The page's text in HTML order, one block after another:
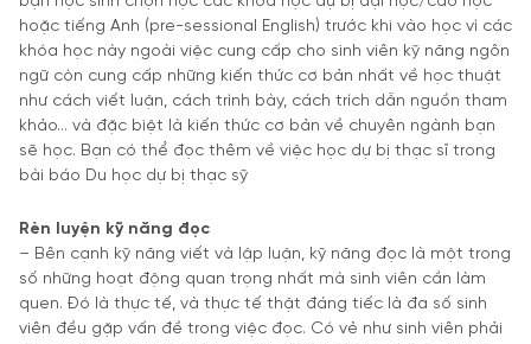
hoặc tiếng Anh (pre-sessional English) trước khi vào học vì các
khóa học này ngoài việc cung cấp cho sinh viên kỹ năng ngôn
ngữ còn cung cấp những kiến thức cơ bản nhất về học thuật
như cách viết luận, cách trình bày, cách trích dẫn nguồn tham
khảo… và đặc biệt là kiến thức cơ bản về chuyên ngành bạn
sẽ học. Bạn có thể đọc thêm về việc học dự bị thạc sĩ trong
bài báo Du học dự bị thạc sỹ
Rèn luyện kỹ năng đọc
– Bên cạnh kỹ năng viết và lập luận, kỹ năng đọc là một trong
số những hoạt động quan trọng nhất mà sinh viên cần làm
quen. Đó là thực tế, và thực tế thật đáng tiếc là đa số sinh
viên đều gặp vấn đề trong việc đọc. Có vẻ như sinh viên phải